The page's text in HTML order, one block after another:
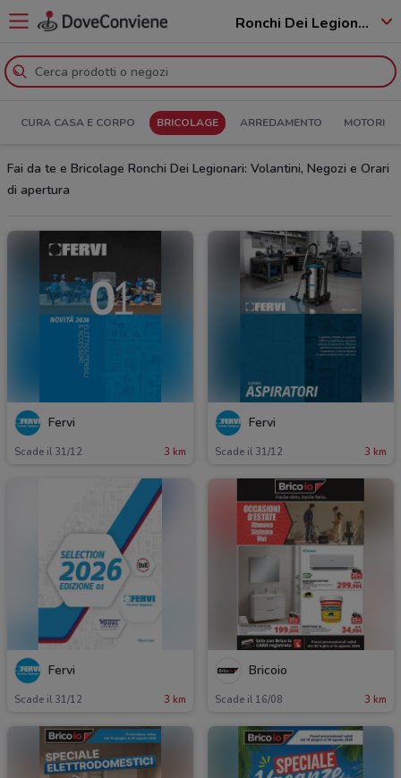
Ronchi Dei Legionari - 34077
CURA CASA E CORPO BRICOLAGE ARREDAMENTO MOTORI
Fai da te e Bricolage Ronchi Dei Legionari: Volantini, Negozi e Orari
di apertura
Fervi
Scade il 31/12 3 km
Fervi
Scade il 31/12 3 km
Fervi
Scade il 31/12 3 km
Bricoio
Scade il 16/08 3 km